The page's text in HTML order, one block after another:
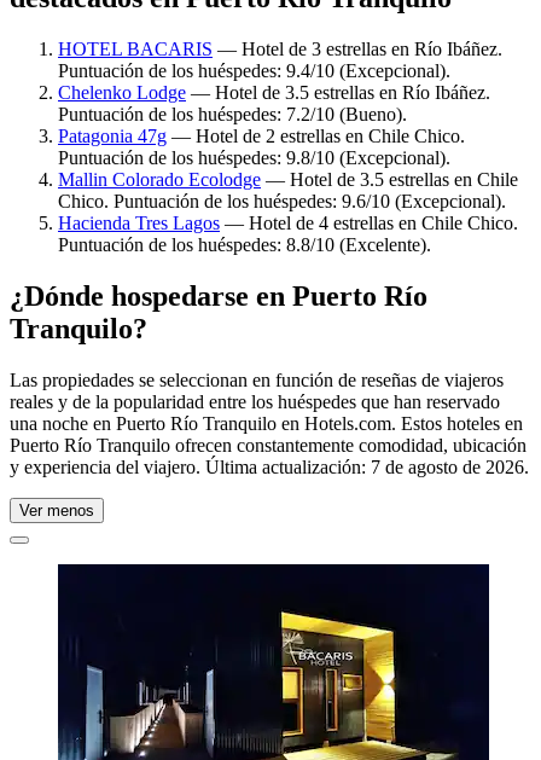
HOTEL BACARIS — Hotel de 3 estrellas en Río Ibáñez.
Puntuación de los huéspedes: 9.4/10 (Excepcional).
Chelenko Lodge — Hotel de 3.5 estrellas en Río Ibáñez.
Puntuación de los huéspedes: 7.2/10 (Bueno).
Patagonia 47g — Hotel de 2 estrellas en Chile Chico.
Puntuación de los huéspedes: 9.8/10 (Excepcional).
Mallin Colorado Ecolodge — Hotel de 3.5 estrellas en Chile
Chico. Puntuación de los huéspedes: 9.6/10 (Excepcional).
Hacienda Tres Lagos — Hotel de 4 estrellas en Chile Chico.
Puntuación de los huéspedes: 8.8/10 (Excelente).
¿Dónde hospedarse en Puerto Río
Tranquilo?
Las propiedades se seleccionan en función de reseñas de viajeros
reales y de la popularidad entre los huéspedes que han reservado
una noche en Puerto Río Tranquilo en Hotels.com. Estos hoteles en
Puerto Río Tranquilo ofrecen constantemente comodidad, ubicación
y experiencia del viajero. Última actualización: 7 de agosto de 2026.
Ver menos